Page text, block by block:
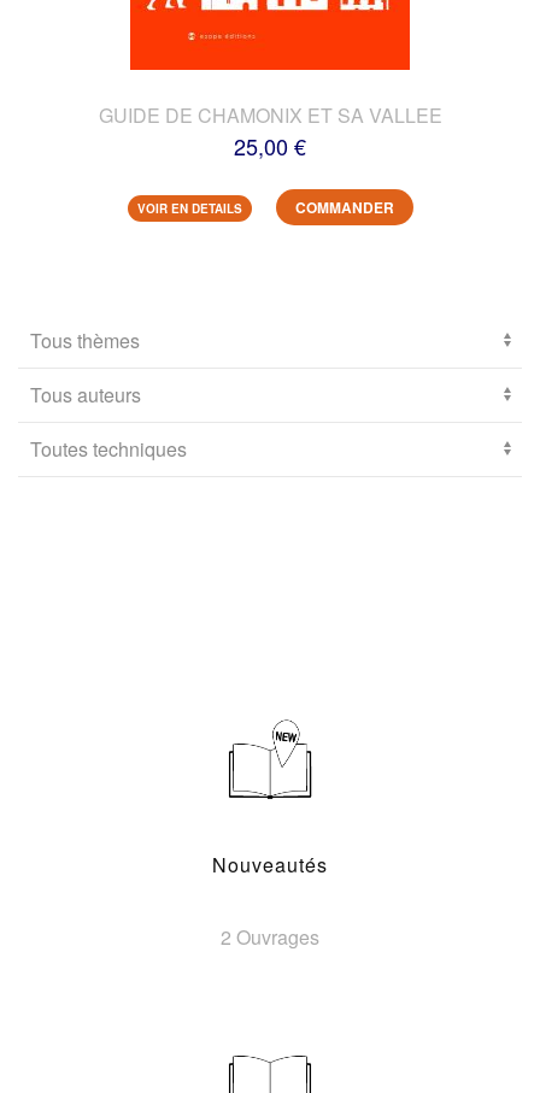
GUIDE DE CHAMONIX ET SA VALLEE
25,00 €
VOIR EN DETAILS COMMANDER
Nouveautés
2 Ouvrages